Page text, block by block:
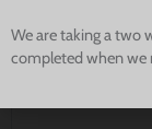
Large:폭 15인치
We are taking a two
completed when we